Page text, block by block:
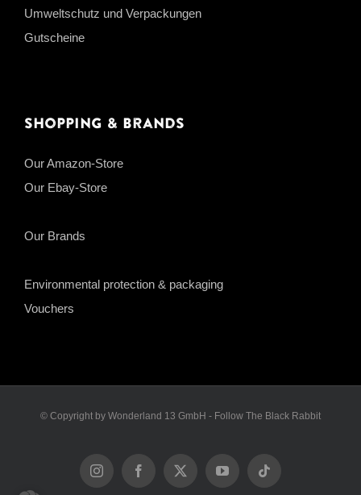
Umweltschutz und Verpackungen
Gutscheine
Shopping & Brands
Our Amazon-Store
Our Ebay-Store
Our Brands
Environmental protection & packaging
Vouchers
© Copyright by Wonderland 13 GmbH - Follow The Black Rabbit
InstagramFacebook
X YouTubeTiktok